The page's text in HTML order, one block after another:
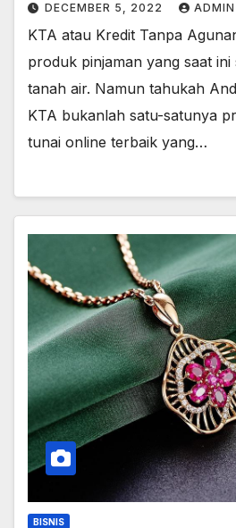
DECEMBER 5, 2022 ADMIN
KTA atau Kredit Tanpa
produk pinjaman yang saat
tanah air. Namun tahukah
KTA bukanlah satu-satunya
tunai online terbaik yang…
BISNIS